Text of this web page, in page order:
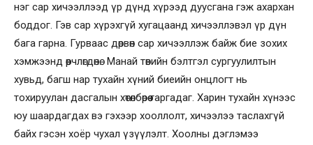
нэг сар хичээллээд үр дүнд хүрээд дуусгана гэж ахархан
боддог. Гэв сар хүрэхгүй хугацаанд хичээллэвэл үр дүн
бага гарна. Гурваас дөрвөн сар хичээллэж байж бие зохих
хэмжээнд өөрчлөгдөнө. Манай төвийн бэлтгэл сургуулилтын
хувьд, багш нар тухайн хүний биеийн онцлогт нь
тохируулан дасгалын хөтөлбөрөө гаргадаг. Харин тухайн хүнээс
юу шаардагдах вэ гэхээр хооллолт, хичээлээ таслахгүй
байх гэсэн хоёр чухал үзүүлэлт. Хоолны дэглэмээ